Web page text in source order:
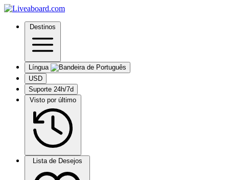
Destinos
Língua
USD
Suporte 24h/7d
Visto por último
Lista de Desejos